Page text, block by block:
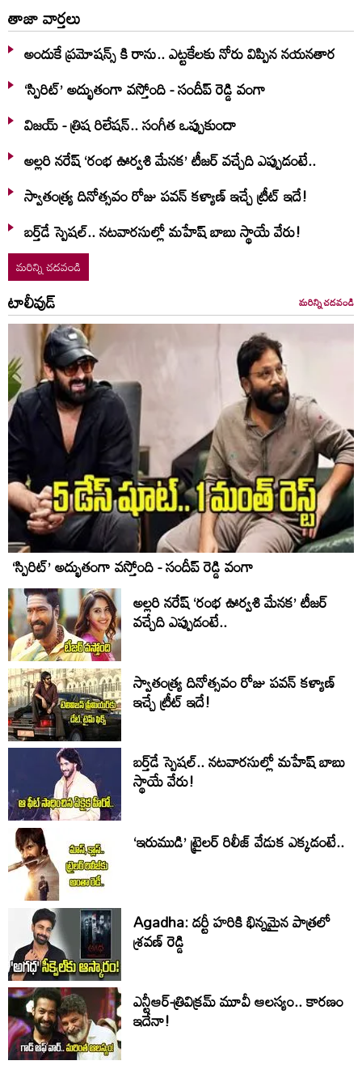
తాజా వార్తలు
అందుకే ప్రమోషన్స్ కి రాను.. ఎట్టకేలకు నోరు విప్పిన నయనతార
‘స్పిరిట్’ అద్భుతంగా వస్తోంది - సందీప్ రెడ్డి వంగా
విజయ్ - త్రిష రిలేషన్.. సంగీత ఒప్పుకుందా
అల్లరి నరేష్ ‘రంభ ఊర్వశి మేనక’ టీజర్ వచ్చేది ఎప్పుడంటే..
స్వాతంత్య్ర దినోత్సవం రోజు పవన్ కళ్యాణ్ ఇచ్చే ట్రీట్ ఇదే!
బర్త్‌‌డే స్పెషల్.. నటవారసుల్లో మహేష్ బాబు స్థాయే వేరు!
మరిన్ని చదవండి
టాలీవుడ్ మరిన్ని చదవండి
‘స్పిరిట్’ అద్భుతంగా వస్తోంది - సందీప్ రెడ్డి వంగా
అల్లరి నరేష్ ‘రంభ ఊర్వశి మేనక’ టీజర్
వచ్చేది ఎప్పుడంటే..
స్వాతంత్య్ర దినోత్సవం రోజు పవన్ కళ్యాణ్
ఇచ్చే ట్రీట్ ఇదే!
బర్త్‌‌డే స్పెషల్.. నటవారసుల్లో మహేష్ బాబు
స్థాయే వేరు!
‘ఇరుముడి’ ట్రైలర్ రిలీజ్ వేడుక ఎక్కడంటే..
Agadha: డర్టీ హరికి భిన్నమైన పాత్రలో
శ్రవణ్‌ రెడ్డి
ఎన్టీఆర్-త్రివిక్రమ్ మూవీ ఆలస్యం.. కారణం
ఇదేనా!